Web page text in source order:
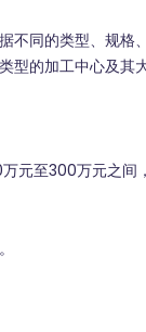
同的类型、规格
型的加工中心及其
至300万元之间